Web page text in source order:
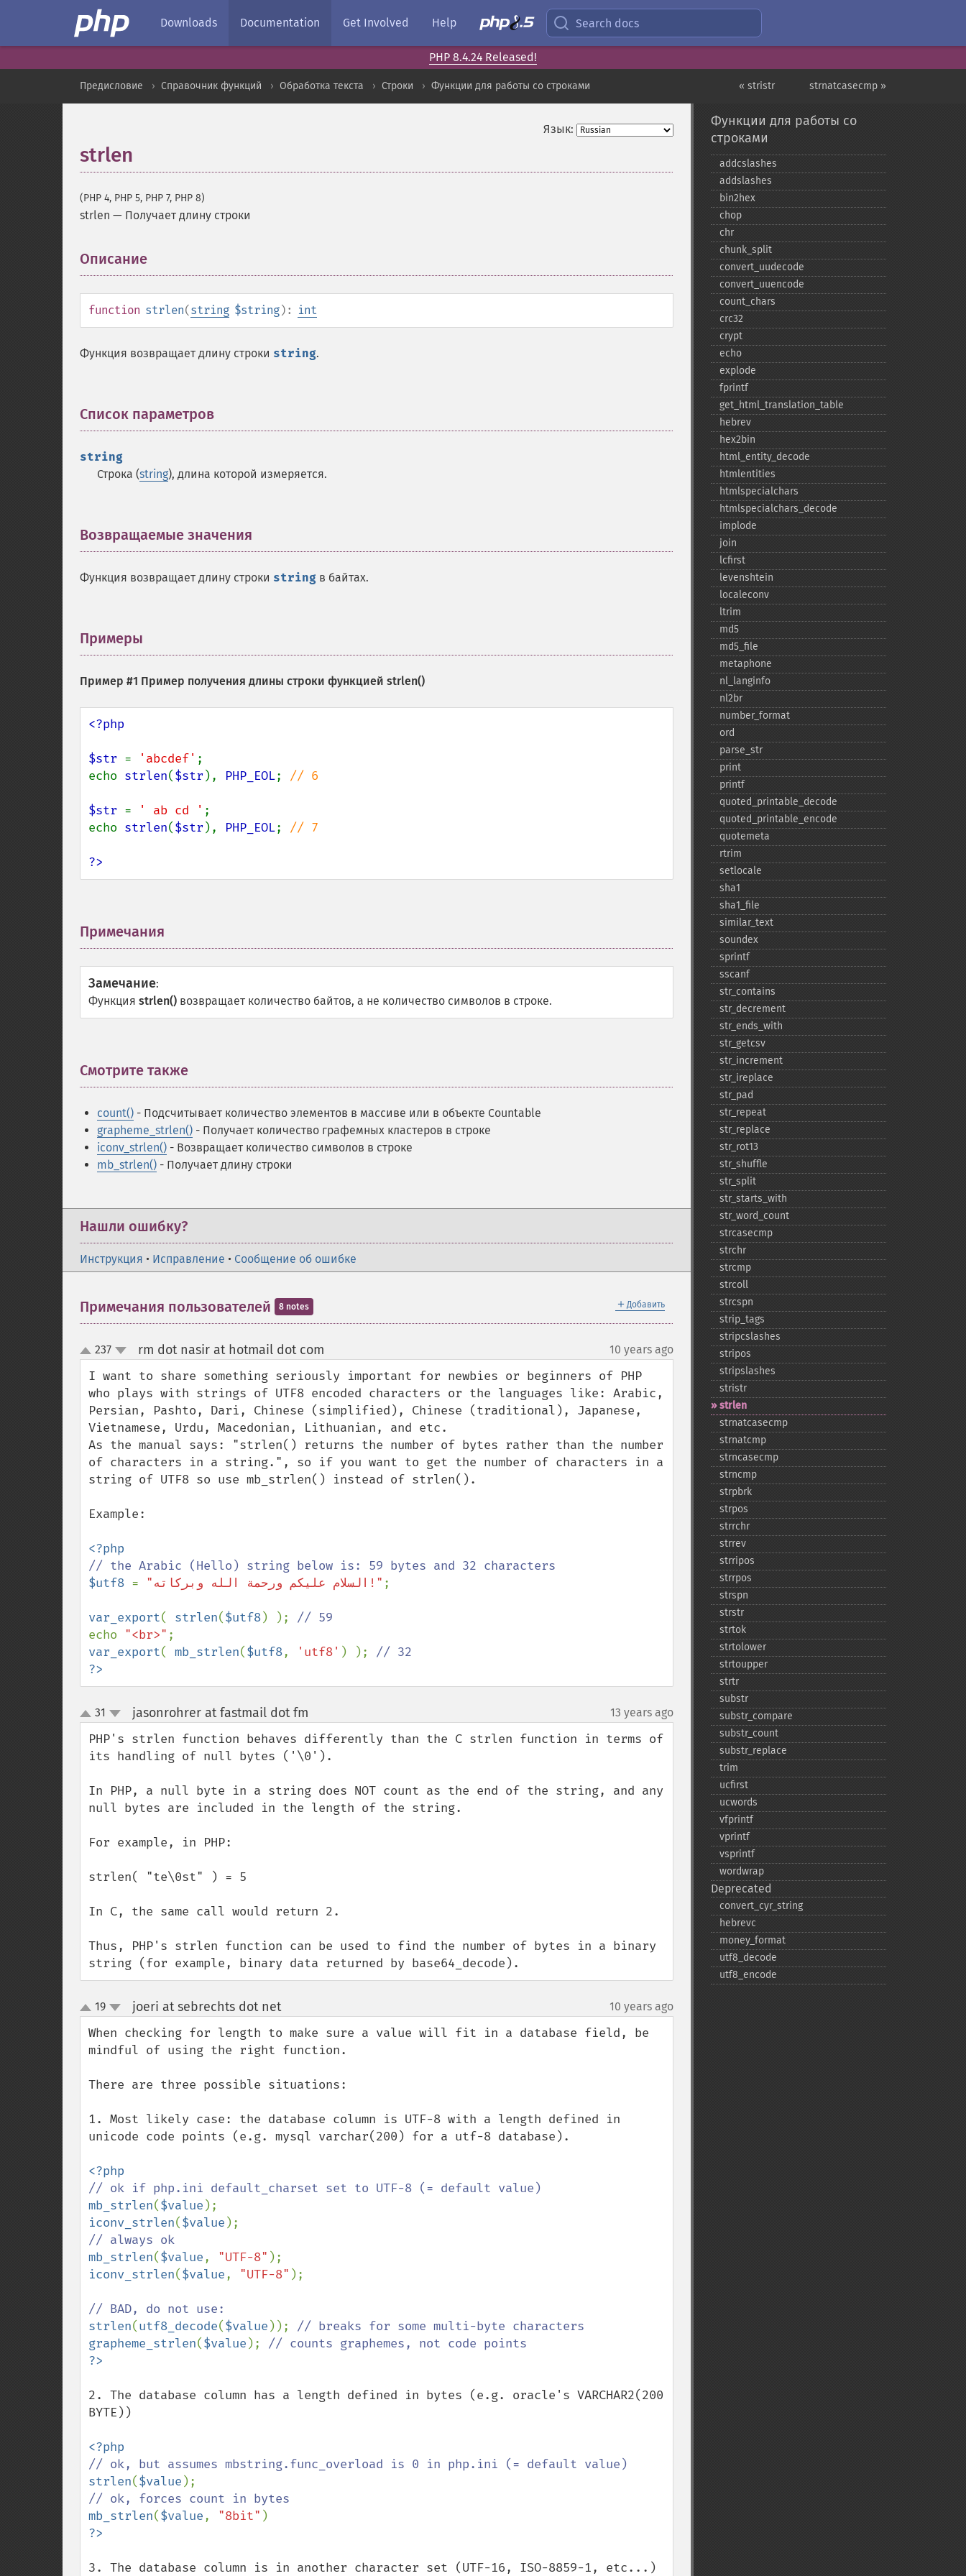
Downloads Documentation Get Involved Help Search docs
PHP 8.4.24 Released!
strnatcasecmp »
« stristr
Предисловие Справочник функций Обработка текста Строки Функции для работы со строками
Язык:
strlen
(PHP 4, PHP 5, PHP 7, PHP 8)
strlen — Получает длину строки
Описание
function strlen(string $string): int
Функция возвращает длину строки string.
Список параметров
string
Строка (string), длина которой измеряется.
Возвращаемые значения
Функция возвращает длину строки string в байтах.
Примеры
Пример #1 Пример получения длины строки функцией strlen()
<?php
$str = 'abcdef' ;
echo strlen($str ), PHP_EOL; // 6
$str = ' ab cd ' ;
echo strlen($str ), PHP_EOL; // 7
?>
Примечания
Замечание:
Функция strlen() возвращает количество байтов, а не количество символов в строке.
Смотрите также
count() - Подсчитывает количество элементов в массиве или в объекте Countable
grapheme_strlen() - Получает количество графемных кластеров в строке
iconv_strlen() - Возвращает количество символов в строке
mb_strlen() - Получает длину строки
Нашли ошибку?
Инструкция • Исправление • Сообщение об ошибке
＋ Добавить
Примечания пользователей 8 notes
up
down
237 rm dot nasir at hotmail dot com 10 years ago
I want to share something seriously important for newbies or beginners of PHP
who plays with strings of UTF8 encoded characters or the languages like: Arabic,
Persian, Pashto, Dari, Chinese (simplified), Chinese (traditional), Japanese,
Vietnamese, Urdu, Macedonian, Lithuanian, and etc.
As the manual says: "strlen() returns the number of bytes rather than the number
of characters in a string.", so if you want to get the number of characters in a
string of UTF8 so use mb_strlen() instead of strlen().
Example:
$utf8 = "السلام علیکم ورحمة الله وبرکاته!" ;
var_export( strlen($utf8) );
echo "<br>"
var_export( mb_strlen($utf8, 'utf8' ) );
?>
up
down
31 jasonrohrer at fastmail dot fm 13 years ago
PHP's strlen function behaves differently than the C strlen function in terms of
its handling of null bytes ('\0').
In PHP, a null byte in a string does NOT count as the end of the string, and any
null bytes are included in the length of the string.
For example, in PHP:
strlen( "te\0st" ) = 5
In C, the same call would return 2.
Thus, PHP's strlen function can be used to find the number of bytes in a binary
string (for example, binary data returned by base64_decode).
up
down
19 joeri at sebrechts dot net¶ 10 years ago
When checking for length to make sure a value will fit in a database field, be
mindful of using the right function.
There are three possible situations:
1. Most likely case: the database column is UTF-8 with a length defined in
unicode code points (e.g. mysql varchar(200) for a utf-8 database).
mb_strlen($value
iconv_strlen($value
mb_strlen($value, "UTF-8"
iconv_strlen($value, "UTF-8" );
strlen(utf8_decode($value ));
grapheme_strlen($value );
2. The database column has a length defined in bytes (e.g. oracle's VARCHAR2(200
BYTE))
strlen($value
mb_strlen($value, "8bit"
3. The database column is in another character set (UTF-16, ISO-8859-1, etc...)
Функции для работы со
строками
addcslashes
addslashes
bin2hex
chop
chr
chunk_​split
convert_​uudecode
convert_​uuencode
count_​chars
crc32
crypt
echo
explode
fprintf
get_​html_​translation_​table
hebrev
hex2bin
html_​entity_​decode
htmlentities
htmlspecialchars
htmlspecialchars_​decode
implode
join
lcfirst
levenshtein
localeconv
ltrim
md5
md5_​file
metaphone
nl_​langinfo
nl2br
number_​format
ord
parse_​str
print
printf
quoted_​printable_​decode
quoted_​printable_​encode
quotemeta
rtrim
setlocale
sha1
sha1_​file
similar_​text
soundex
sprintf
sscanf
str_​contains
str_​decrement
str_​ends_​with
str_​getcsv
str_​increment
str_​ireplace
str_​pad
str_​repeat
str_​replace
str_​rot13
str_​shuffle
str_​split
str_​starts_​with
str_​word_​count
strcasecmp
strchr
strcmp
strcoll
strcspn
strip_​tags
stripcslashes
stripos
stripslashes
stristr
strlen
strnatcasecmp
strnatcmp
strncasecmp
strncmp
strpbrk
strpos
strrchr
strrev
strripos
strrpos
strspn
strstr
strtok
strtolower
strtoupper
strtr
substr
substr_​compare
substr_​count
substr_​replace
trim
ucfirst
ucwords
vfprintf
vprintf
vsprintf
wordwrap
Deprecated
convert_​cyr_​string
hebrevc
money_​format
utf8_​decode
utf8_​encode